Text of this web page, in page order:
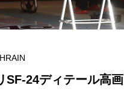
SF-24ディテール高画